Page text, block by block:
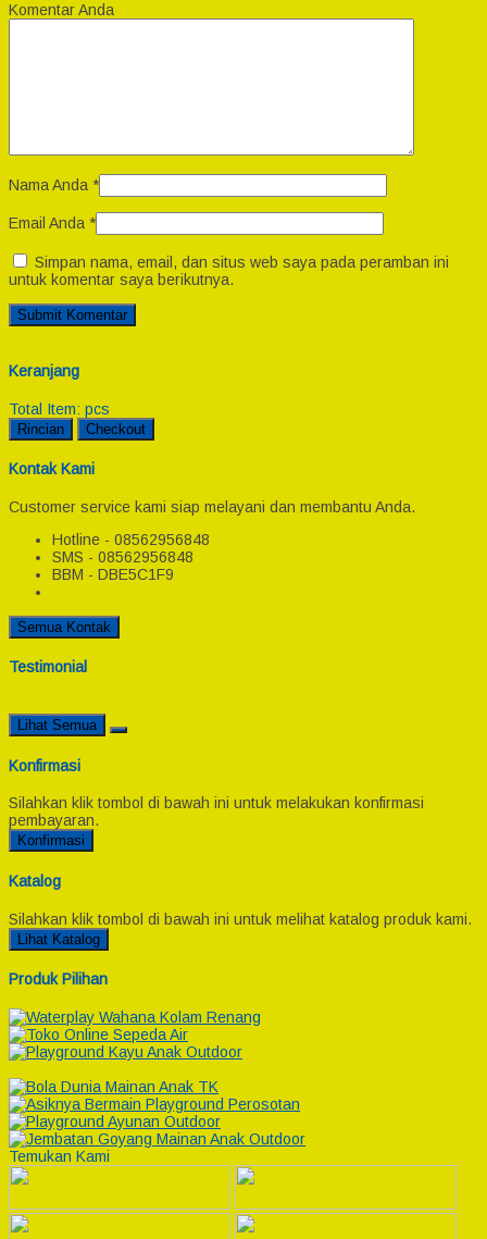
Komentar Anda
Nama Anda *
Email Anda *
Simpan nama, email, dan situs web saya pada peramban ini
untuk komentar saya berikutnya.
Keranjang
Total Item: pcs
Rincian Checkout
Kontak Kami
Customer service kami siap melayani dan membantu Anda.
Hotline - 08562956848
SMS - 08562956848
BBM - DBE5C1F9
Semua Kontak
Testimonial
Lihat Semua
Konfirmasi
Silahkan klik tombol di bawah ini untuk melakukan konfirmasi
pembayaran.
Konfirmasi
Katalog
Silahkan klik tombol di bawah ini untuk melihat katalog produk kami.
Lihat Katalog
Produk Pilihan
Temukan Kami